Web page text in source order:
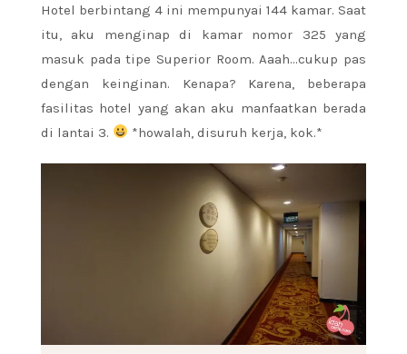
Hotel berbintang 4 ini mempunyai 144 kamar. Saat
itu, aku menginap di kamar nomor 325 yang
masuk pada tipe Superior Room. Aaah…cukup pas
dengan keinginan. Kenapa? Karena, beberapa
fasilitas hotel yang akan aku manfaatkan berada
di lantai 3.
*howalah, disuruh kerja, kok.*